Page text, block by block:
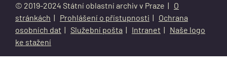
© 2019-2024 Státní oblastní archiv v Praze | O
stránkách | Prohlášení o přístupnosti | Ochrana
osobních dat | Služební pošta | Intranet | Naše logo
ke stažení